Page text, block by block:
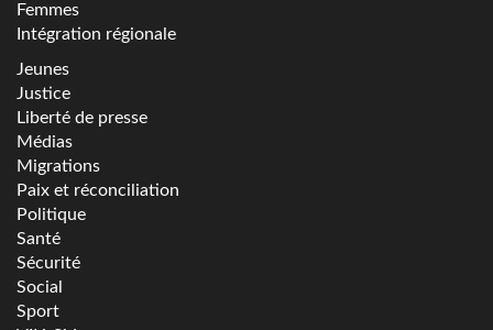
Femmes
Intégration régionale
Jeunes
Justice
Liberté de presse
Médias
Migrations
Paix et réconciliation
Politique
Santé
Sécurité
Social
Sport